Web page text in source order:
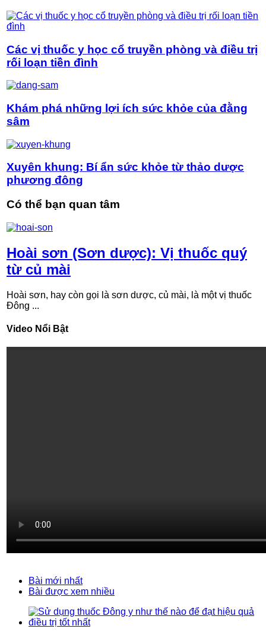
Các vị thuốc y học cổ truyền phòng và điều trị
rối loạn tiền đình
Khám phá những lợi ích sức khỏe của đằng
sâm
Xuyên khung: Bí ẩn sức khỏe từ thảo dược
phương đông
Có thể bạn quan tâm
Hoài sơn (Sơn dược): Vị thuốc quý
từ củ mài
Hoài sơn, hay còn gọi là sơn dược, củ mài, là một vị thuốc
Đông ...
Video Nổi Bật
Bài mới nhất
Bài được xem nhiều